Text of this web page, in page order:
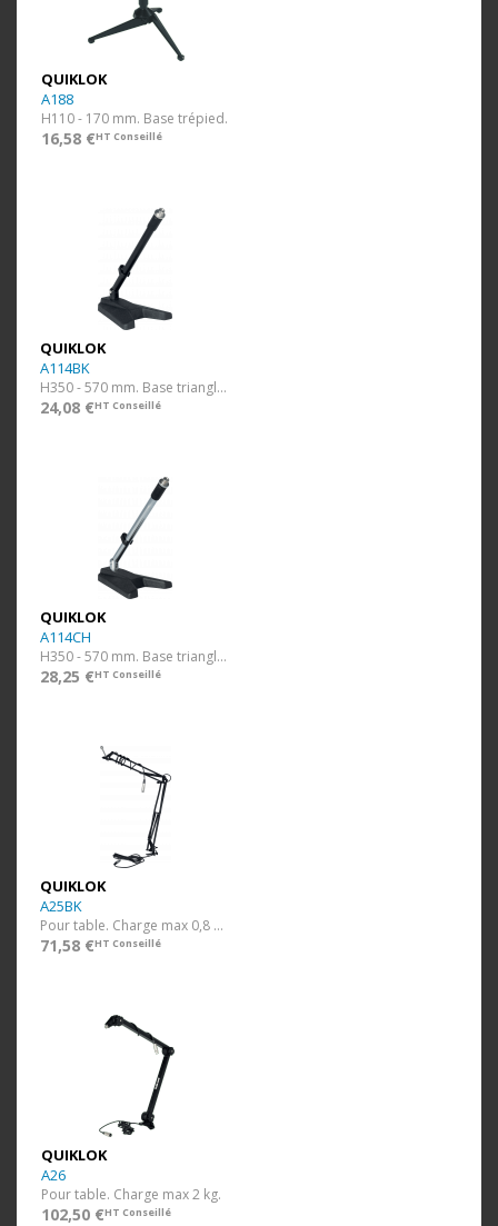
QUIKLOK
A188
H110 - 170 mm. Base trépied.
16,58 €HT Conseillé
QUIKLOK
A114BK
H350 - 570 mm. Base triangle. Noir.
24,08 €HT Conseillé
QUIKLOK
A114CH
H350 - 570 mm. Base triangle. Chrome.
28,25 €HT Conseillé
QUIKLOK
A25BK
Pour table. Charge max 0,8 kg.
71,58 €HT Conseillé
QUIKLOK
A26
Pour table. Charge max 2 kg.
102,50 €HT Conseillé